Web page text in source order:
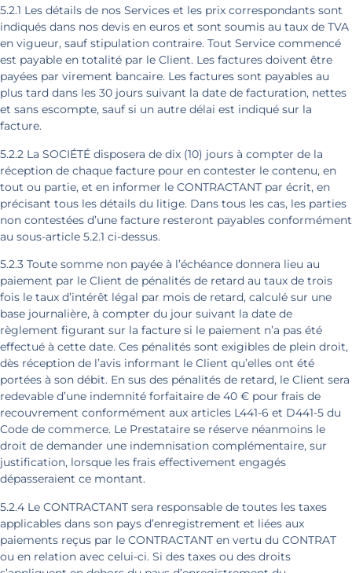
5.2.1 Les détails de nos Services et les prix correspondants sont
indiqués dans nos devis en euros et sont soumis au taux de TVA
en vigueur, sauf stipulation contraire. Tout Service commencé
est payable en totalité par le Client. Les factures doivent être
payées par virement bancaire. Les factures sont payables au
plus tard dans les 30 jours suivant la date de facturation, nettes
et sans escompte, sauf si un autre délai est indiqué sur la
facture.
5.2.2 La SOCIÉTÉ disposera de dix (10) jours à compter de la
réception de chaque facture pour en contester le contenu, en
tout ou partie, et en informer le CONTRACTANT par écrit, en
précisant tous les détails du litige. Dans tous les cas, les parties
non contestées d’une facture resteront payables conformément
au sous-article 5.2.1 ci-dessus.
5.2.3 Toute somme non payée à l’échéance donnera lieu au
paiement par le Client de pénalités de retard au taux de trois
fois le taux d’intérêt légal par mois de retard, calculé sur une
base journalière, à compter du jour suivant la date de
règlement figurant sur la facture si le paiement n’a pas été
effectué à cette date. Ces pénalités sont exigibles de plein droit,
dès réception de l’avis informant le Client qu’elles ont été
portées à son débit. En sus des pénalités de retard, le Client sera
redevable d’une indemnité forfaitaire de 40 € pour frais de
recouvrement conformément aux articles L441-6 et D441-5 du
Code de commerce. Le Prestataire se réserve néanmoins le
droit de demander une indemnisation complémentaire, sur
justification, lorsque les frais effectivement engagés
dépasseraient ce montant.
5.2.4 Le CONTRACTANT sera responsable de toutes les taxes
applicables dans son pays d’enregistrement et liées aux
paiements reçus par le CONTRACTANT en vertu du CONTRAT
ou en relation avec celui-ci. Si des taxes ou des droits